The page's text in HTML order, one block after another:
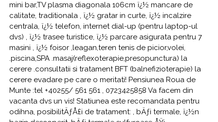
mini bar,TV plasma diagonala 106cm ï¿½ mancare de
calitate, traditionala , ï¿½ gratar in curte, ï¿½ incalzire
centrala, ï¿½ telefon, internet dial-up (pentru laptop-ul
dvs) , ï¿½ trasee turistice, ï¿½ parcare asigurata pentru 7
masini , ï¿½ foisor ,leagan,teren tenis de picior,volei,
.piscina,SPA .masaj(reflexoterapie,presopunctura) la
cerere .consultatii si tratament BFT (balnefizioterapie) la
cerere evadare pe care o meritati! Pensiunea Roua de
Munte :tel +40255/ 561 561 , 0723425858 Va facem din
vacanta dvs un vis! Statiunea este recomandata pentru
odihna, posibilitÄƒÅ£i de tratament: , bÄƒi termale, ï¿½n